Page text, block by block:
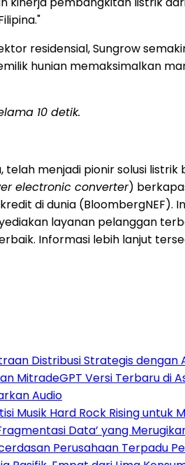
residensial, Sungrow
hunian memaksimalkan
10 detik.
menjadi pionir solusi
electronic converter)
di dunia
layanan pelanggan
Informasi lebih lanjut
Distribusi Strategis dengan
MitradeGPT Versi Terbaru di
Audio
Musik Hard Rock Rising untuk
Data’ yang
Perusahaan Terpadu